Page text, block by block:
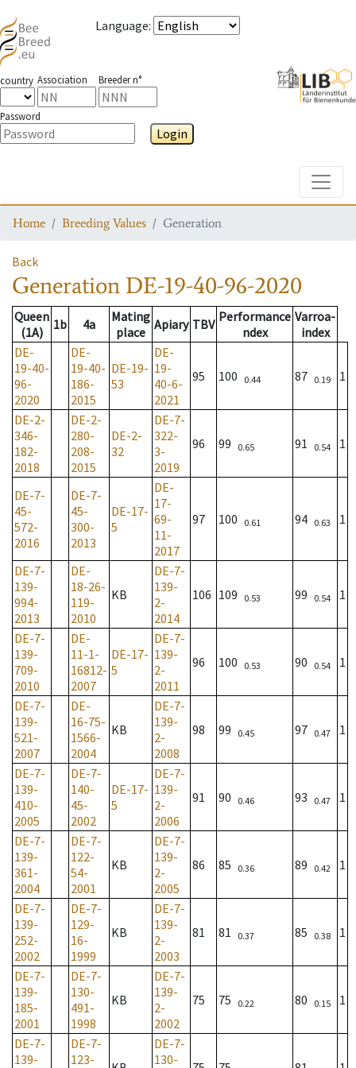
Language:
country Association Breeder n°
Password
Login
Home Breeding Values Generation
Back
Generation DE-19-40-96-2020
Queen
(1A)
1b 4a
Mating
place Apiary TBV Performance
ndex
Varroa-
index
DE-
19-40-
96-
2020
DE-
19-40-
186-
2015
DE-19-
53
DE-
19-
40-6-
2021
95 100 0.44 87 0.19 1
DE-2-
346-
182-
2018
DE-2-
280-
208-
2015
DE-2-
32
DE-7-
322-
3-
2019
96 99 0.65 91 0.54 1
DE-7-
45-
572-
2016
DE-7-
45-
300-
2013
DE-17-
5
DE-
17-
69-
11-
2017
97 100 0.61 94 0.63 1
DE-7-
139-
994-
2013
DE-
18-26-
119-
2010
KB
DE-7-
139-
2-
2014
106 109 0.53 99 0.54 1
DE-7-
139-
709-
2010
DE-
11-1-
16812-
2007
DE-17-
5
DE-7-
139-
2-
2011
96 100 0.53 90 0.54 1
DE-7-
139-
521-
2007
DE-
16-75-
1566-
2004
KB
DE-7-
139-
2-
2008
98 99 0.45 97 0.47 1
DE-7-
139-
410-
2005
DE-7-
140-
45-
2002
DE-17-
5
DE-7-
139-
2-
2006
91 90 0.46 93 0.47 1
DE-7-
139-
361-
2004
DE-7-
122-
54-
2001
KB
DE-7-
139-
2-
2005
86 85 0.36 89 0.42 1
DE-7-
139-
252-
2002
DE-7-
129-
16-
1999
KB
DE-7-
139-
2-
2003
81 81 0.37 85 0.38 1
DE-7-
139-
185-
2001
DE-7-
130-
491-
1998
KB
DE-7-
139-
2-
2002
75 75 0.22 80 0.15 1
DE-7-
139-
DE-7-
123-
DE-7-
130-